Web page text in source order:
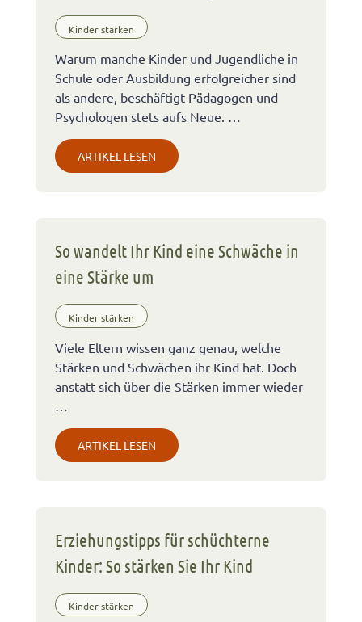
Kinder stärken
Warum manche Kinder und Jugendliche in
Schule oder Ausbildung erfolgreicher sind
als andere, beschäftigt Pädagogen und
Psychologen stets aufs Neue. …
ARTIKEL LESEN
So wandelt Ihr Kind eine Schwäche in
eine Stärke um
Kinder stärken
Viele Eltern wissen ganz genau, welche
Stärken und Schwächen ihr Kind hat. Doch
anstatt sich über die Stärken immer wieder
ARTIKEL LESEN
Erziehungstipps für schüchterne
Kinder: So stärken Sie Ihr Kind
Kinder stärken